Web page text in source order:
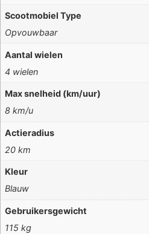
Scootmobiel Type
Opvouwbaar
Aantal wielen
4 wielen
Max snelheid (km/uur)
8 km/u
Actieradius
20 km
Kleur
Blauw
Gebruikersgewicht
115 kg